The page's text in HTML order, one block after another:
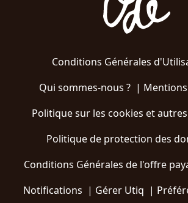
Conditions Générales
Qui sommes-nous ?|
Politique sur les cookies et
Politique de protection des
Conditions Générales de l'offre
Notifications | Gérer Utiq |